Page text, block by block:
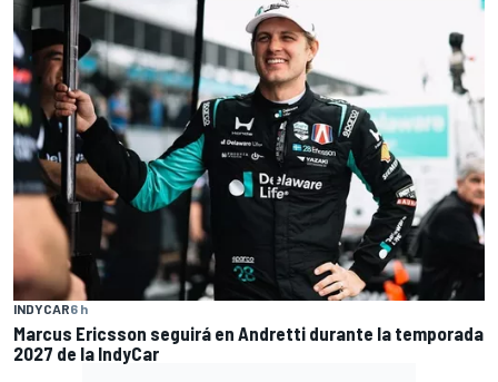
INDYCAR6 h
Marcus Ericsson seguirá en Andretti durante la temporada
2027 de la IndyCar